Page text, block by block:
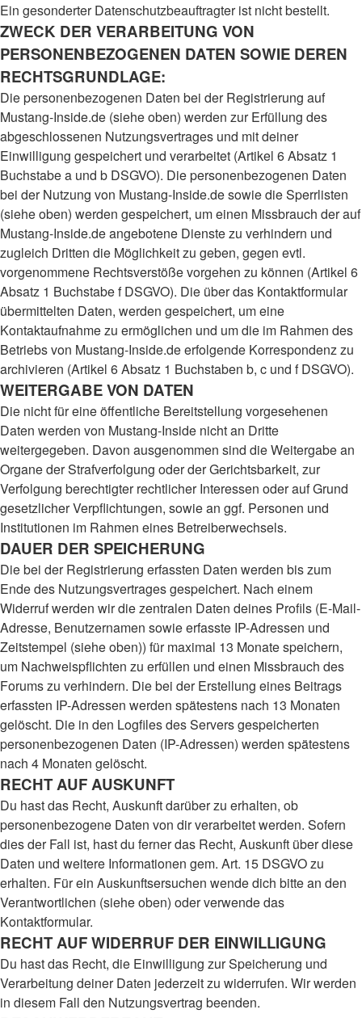
Ein gesonderter Datenschutzbeauftragter ist nicht bestellt.
ZWECK DER VERARBEITUNG VON
PERSONENBEZOGENEN DATEN SOWIE DEREN
RECHTSGRUNDLAGE:
Die personenbezogenen Daten bei der Registrierung auf
Mustang-Inside.de (siehe oben) werden zur Erfüllung des
abgeschlossenen Nutzungsvertrages und mit deiner
Einwilligung gespeichert und verarbeitet (Artikel 6 Absatz 1
Buchstabe a und b DSGVO). Die personenbezogenen Daten
bei der Nutzung von Mustang-Inside.de sowie die Sperrlisten
(siehe oben) werden gespeichert, um einen Missbrauch der auf
Mustang-Inside.de angebotene Dienste zu verhindern und
zugleich Dritten die Möglichkeit zu geben, gegen evtl.
vorgenommene Rechtsverstöße vorgehen zu können (Artikel 6
Absatz 1 Buchstabe f DSGVO). Die über das Kontaktformular
übermittelten Daten, werden gespeichert, um eine
Kontaktaufnahme zu ermöglichen und um die im Rahmen des
Betriebs von Mustang-Inside.de erfolgende Korrespondenz zu
archivieren (Artikel 6 Absatz 1 Buchstaben b, c und f DSGVO).
WEITERGABE VON DATEN
Die nicht für eine öffentliche Bereitstellung vorgesehenen
Daten werden von Mustang-Inside nicht an Dritte
weitergegeben. Davon ausgenommen sind die Weitergabe an
Organe der Strafverfolgung oder der Gerichtsbarkeit, zur
Verfolgung berechtigter rechtlicher Interessen oder auf Grund
gesetzlicher Verpflichtungen, sowie an ggf. Personen und
Institutionen im Rahmen eines Betreiberwechsels.
DAUER DER SPEICHERUNG
Die bei der Registrierung erfassten Daten werden bis zum
Ende des Nutzungsvertrages gespeichert. Nach einem
Widerruf werden wir die zentralen Daten deines Profils (E-Mail-
Adresse, Benutzernamen sowie erfasste IP-Adressen und
Zeitstempel (siehe oben)) für maximal 13 Monate speichern,
um Nachweispflichten zu erfüllen und einen Missbrauch des
Forums zu verhindern. Die bei der Erstellung eines Beitrags
erfassten IP-Adressen werden spätestens nach 13 Monaten
gelöscht. Die in den Logfiles des Servers gespeicherten
personenbezogenen Daten (IP-Adressen) werden spätestens
nach 4 Monaten gelöscht.
RECHT AUF AUSKUNFT
Du hast das Recht, Auskunft darüber zu erhalten, ob
personenbezogene Daten von dir verarbeitet werden. Sofern
dies der Fall ist, hast du ferner das Recht, Auskunft über diese
Daten und weitere Informationen gem. Art. 15 DSGVO zu
erhalten. Für ein Auskunftsersuchen wende dich bitte an den
Verantwortlichen (siehe oben) oder verwende das
Kontaktformular.
RECHT AUF WIDERRUF DER EINWILLIGUNG
Du hast das Recht, die Einwilligung zur Speicherung und
Verarbeitung deiner Daten jederzeit zu widerrufen. Wir werden
in diesem Fall den Nutzungsvertrag beenden.